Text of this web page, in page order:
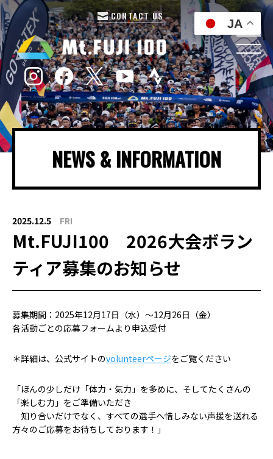
CONTACT US
NEWS & INFORMATION
2025.12.5 FRI
Mt.FUJI100 2026大会ボラン
ティア募集のお知らせ
募集期間：2025年12月17日（水）～12月26日（金）
各活動ごとの応募フォームより申込受付
＊詳細は、公式サイトのvolunteerページをご覧ください
「ほんの少しだけ「体力・気力」を多めに、そしてたくさんの
「楽しむ力」をご準備いただき
知り合いだけでなく、すべての選手へ惜しみない声援を送れる
方々のご応募をお待ちしております！」
JA